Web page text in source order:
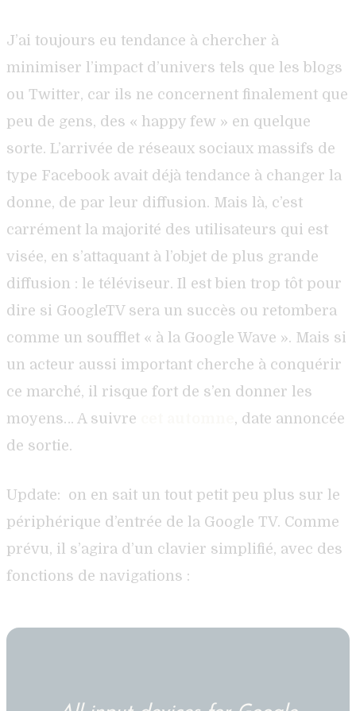
J’ai toujours eu tendance à chercher à
minimiser l’impact d’univers tels que les blogs
ou Twitter, car ils ne concernent finalement que
peu de gens, des « happy few » en quelque
sorte. L’arrivée de réseaux sociaux massifs de
type Facebook avait déjà tendance à changer la
donne, de par leur diffusion. Mais là, c’est
carrément la majorité des utilisateurs qui est
visée, en s’attaquant à l’objet de plus grande
diffusion : le téléviseur. Il est bien trop tôt pour
dire si GoogleTV sera un succès ou retombera
comme un soufflet « à la Google Wave ». Mais si
un acteur aussi important cherche à conquérir
ce marché, il risque fort de s’en donner les
moyens… A suivre
, date annoncée
de sortie.
Update: on en sait un tout petit peu plus sur le
périphérique d’entrée de la Google TV. Comme
prévu, il s’agira d’un clavier simplifié, avec des
fonctions de navigations :